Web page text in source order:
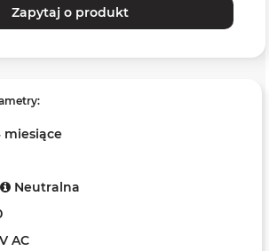
Zapytaj o produkt
miesiące
Neutralna
AC